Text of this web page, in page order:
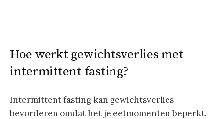
Hoe werkt gewichtsverlies met
intermittent fasting?
Intermittent fasting kan gewichtsverlies
bevorderen omdat het je eetmomenten beperkt.